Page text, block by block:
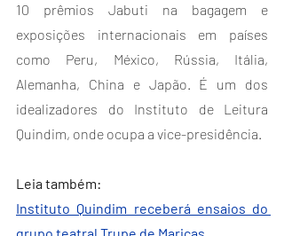
10 prêmios Jabuti na bagagem e
exposições internacionais em países
como Peru, México, Rússia, Itália,
Alemanha, China e Japão. É um dos
idealizadores do Instituto de Leitura
Quindim, onde ocupa a vice-presidência.
Leia também:
Instituto Quindim receberá ensaios do